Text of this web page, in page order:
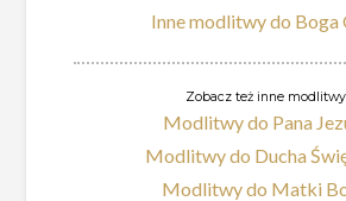
Inne modlitwy do Boga
Zobacz też inne
Modlitwy do Pana
Modlitwy do Ducha
Modlitwy do Matki